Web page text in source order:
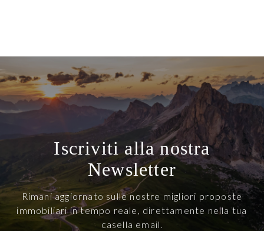
Iscriviti alla nostra
Newsletter
Rimani aggiornato sulle nostre migliori proposte
immobiliari in tempo reale, direttamente nella tua
casella email.